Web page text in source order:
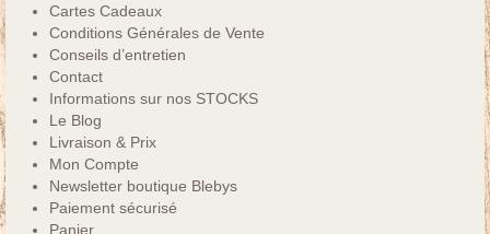
Cartes Cadeaux
Conditions Générales de Vente
Conseils d’entretien
Contact
Informations sur nos STOCKS
Le Blog
Livraison & Prix
Mon Compte
Newsletter boutique Blebys
Paiement sécurisé
Panier